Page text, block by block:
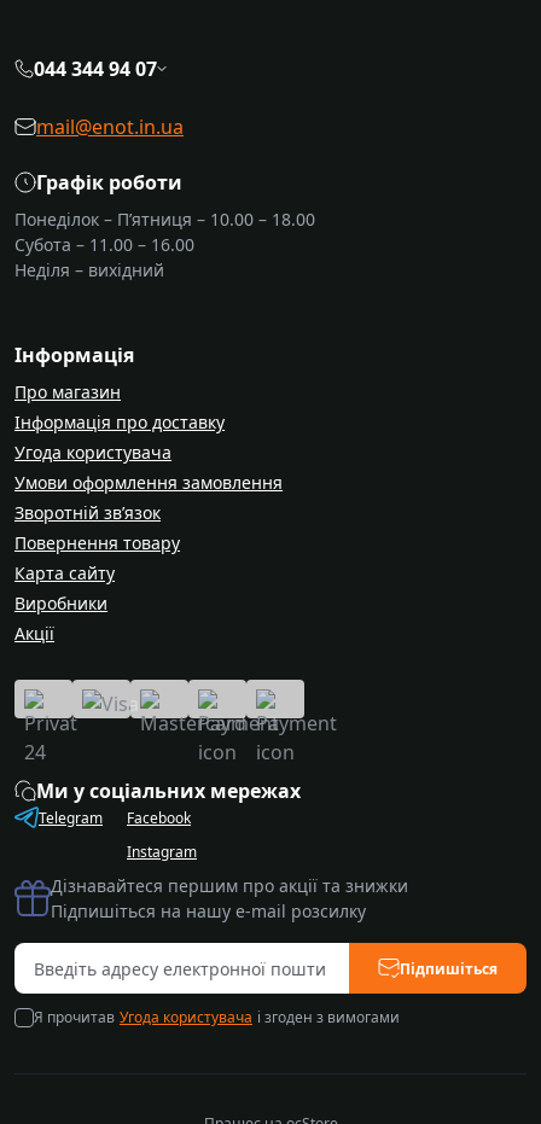
044 344 94 07
mail@enot.in.ua
Графік роботи
Понеділок – П’ятниця – 10.00 – 18.00
Субота – 11.00 – 16.00
Неділя – вихідний
Інформація
Про магазин
Інформація про доставку
Угода користувача
Умови оформлення замовлення
Зворотній зв’язок
Повернення товару
Карта сайту
Виробники
Акції
Ми у соціальних мережах
Telegram
Facebook
Instagram
Дізнавайтеся першим про акції та знижки
Підпишіться на нашу e-mail розсилку
Підпишіться
Я прочитав Угода користувача і згоден з вимогами